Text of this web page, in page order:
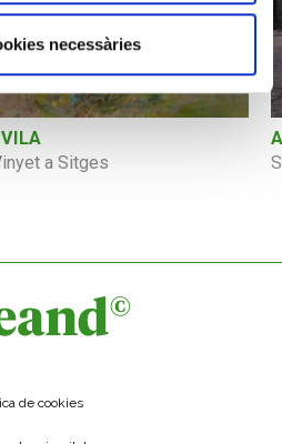
necessàries
a Sitges
de cookies